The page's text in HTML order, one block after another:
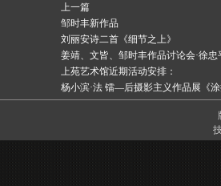
上一篇
邹时丰新作品
刘丽安诗二首《细节之上》
姜靖、文皆、邹时丰作品讨论会·徐忠
上苑艺术馆近期活动安排：
杨小滨·法 镭—后摄影主义作品展《